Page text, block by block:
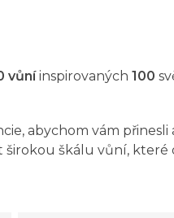
vůníinspirovaných 100
abychom vám
škálu vůní, které